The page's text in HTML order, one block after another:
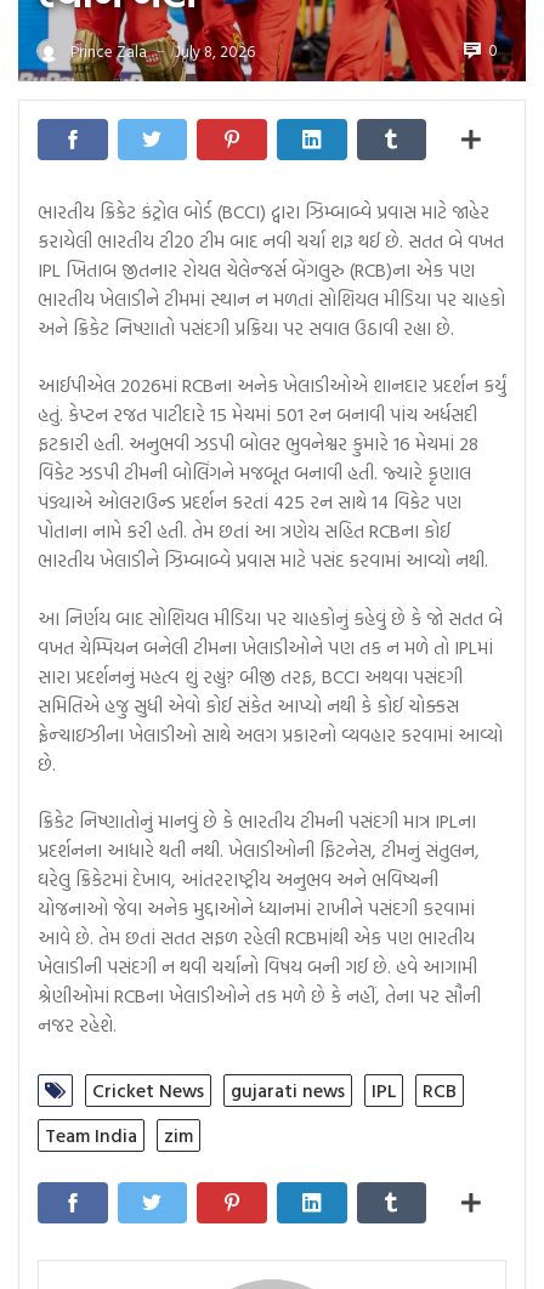
Prince Zala — July 8, 2026 0
ભારતીય ક્રિકેટ કંટ્રોલ બોર્ડ (BCCI) દ્વારા ઝિમ્બાબ્વે પ્રવાસ માટે જાહેર
કરાયેલી ભારતીય ટી20 ટીમ બાદ નવી ચર્ચા શરૂ થઈ છે. સતત બે વખત
IPL ખિતાબ જીતનાર રોયલ ચેલેન્જર્સ બેંગલુરુ (RCB)ના એક પણ
ભારતીય ખેલાડીને ટીમમાં સ્થાન ન મળતાં સોશિયલ મીડિયા પર ચાહકો
અને ક્રિકેટ નિષ્ણાતો પસંદગી પ્રક્રિયા પર સવાલ ઉઠાવી રહ્યા છે.
આઈપીએલ 2026માં RCBના અનેક ખેલાડીઓએ શાનદાર પ્રદર્શન કર્યું
હતું. કેપ્ટન રજત પાટીદારે 15 મેચમાં 501 રન બનાવી પાંચ અર્ધસદી
ફટકારી હતી. અનુભવી ઝડપી બોલર ભુવનેશ્વર કુમારે 16 મેચમાં 28
વિકેટ ઝડપી ટીમની બોલિંગને મજબૂત બનાવી હતી. જ્યારે કૃણાલ
પંડ્યાએ ઓલરાઉન્ડ પ્રદર્શન કરતાં 425 રન સાથે 14 વિકેટ પણ
પોતાના નામે કરી હતી. તેમ છતાં આ ત્રણેય સહિત RCBના કોઈ
ભારતીય ખેલાડીને ઝિમ્બાબ્વે પ્રવાસ માટે પસંદ કરવામાં આવ્યો નથી.
આ નિર્ણય બાદ સોશિયલ મીડિયા પર ચાહકોનું કહેવું છે કે જો સતત બે
વખત ચેમ્પિયન બનેલી ટીમના ખેલાડીઓને પણ તક ન મળે તો IPLમાં
સારા પ્રદર્શનનું મહત્વ શું રહ્યું? બીજી તરફ, BCCI અથવા પસંદગી
સમિતિએ હજુ સુધી એવો કોઈ સંકેત આપ્યો નથી કે કોઈ ચોક્કસ
ફ્રેન્ચાઇઝીના ખેલાડીઓ સાથે અલગ પ્રકારનો વ્યવહાર કરવામાં આવ્યો
છે.
ક્રિકેટ નિષ્ણાતોનું માનવું છે કે ભારતીય ટીમની પસંદગી માત્ર IPLના
પ્રદર્શનના આધારે થતી નથી. ખેલાડીઓની ફિટનેસ, ટીમનું સંતુલન,
ઘરેલુ ક્રિકેટમાં દેખાવ, આંતરરાષ્ટ્રીય અનુભવ અને ભવિષ્યની
યોજનાઓ જેવા અનેક મુદ્દાઓને ધ્યાનમાં રાખીને પસંદગી કરવામાં
આવે છે. તેમ છતાં સતત સફળ રહેલી RCBમાંથી એક પણ ભારતીય
ખેલાડીની પસંદગી ન થવી ચર્ચાનો વિષય બની ગઈ છે. હવે આગામી
શ્રેણીઓમાં RCBના ખેલાડીઓને તક મળે છે કે નહીં, તેના પર સૌની
નજર રહેશે.
Cricket News gujarati news IPL
RCB
Team India
zim